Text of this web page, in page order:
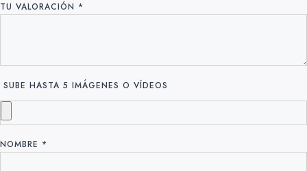
TU VALORACIÓN *
SUBE HASTA 5 IMÁGENES O VÍDEOS
NOMBRE *